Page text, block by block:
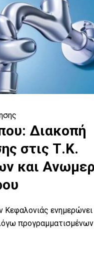
Διακοπή
στις Τ.Κ.
και
Κεφαλονιάς ενημερώνει